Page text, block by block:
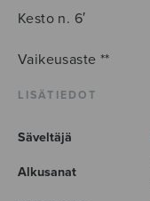
Kesto n. 6′
Vaikeusaste **
LISÄTIEDOT
Säveltäjä
Alkusanat